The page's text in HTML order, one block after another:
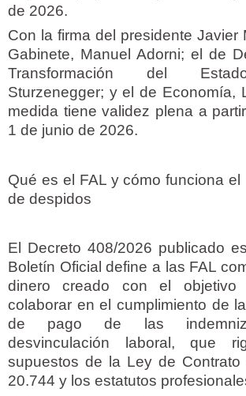
de 2026.
Con la firma del presidente Javier
Gabinete, Manuel Adorni; el de
Transformación del
Sturzenegger; y el de Economía,
medida tiene validez plena a
1 de junio de 2026.
Qué es el FAL y cómo funciona el
de despidos
El Decreto 408/2026 publicado
Boletín Oficial define a las FAL
dinero creado con el
colaborar en el cumplimiento de
de pago de las
desvinculación laboral, que
supuestos de la Ley de Contrato
20.744 y los estatutos